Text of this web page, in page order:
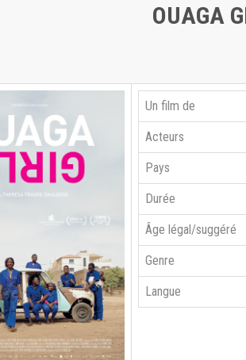
OUAGA
Un film de
Acteurs
Pays
Durée
Âge légal/suggéré
Genre
Langue